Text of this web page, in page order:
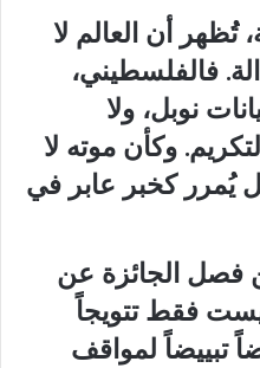
تُظهر أن العالم لا
فالفلسطيني،
نوبل، ولا
وكأن موته لا
يُمرر كخبر عابر في
فصل الجائزة عن
فقط تتويجاً
تبييضاً لمواقف